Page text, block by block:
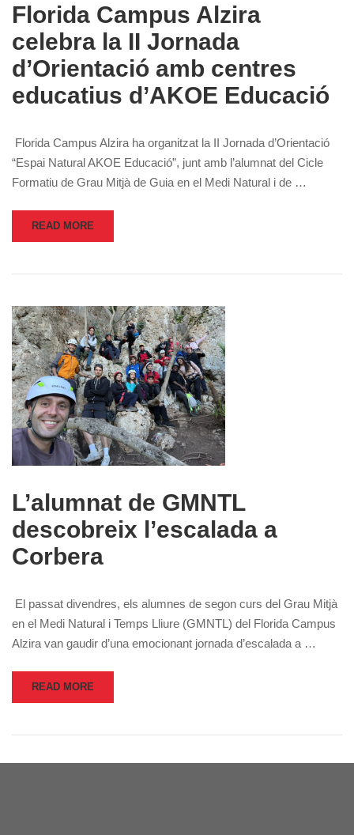
Florida Campus Alzira
celebra la II Jornada
d’Orientació amb centres
educatius d’AKOE Educació
Florida Campus Alzira ha organitzat la II Jornada d’Orientació
“Espai Natural AKOE Educació”, junt amb l’alumnat del Cicle
Formatiu de Grau Mitjà de Guia en el Medi Natural i de …
READ MORE
L’alumnat de GMNTL
descobreix l’escalada a
Corbera
El passat divendres, els alumnes de segon curs del Grau Mitjà
en el Medi Natural i Temps Lliure (GMNTL) del Florida Campus
Alzira van gaudir d’una emocionant jornada d’escalada a …
READ MORE